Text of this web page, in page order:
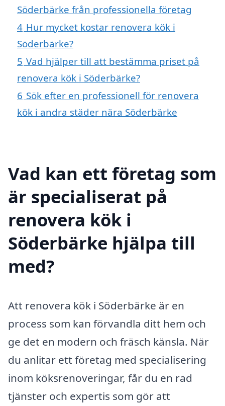
Söderbärke från professionella företag
4 Hur mycket kostar renovera kök i
Söderbärke?
5 Vad hjälper till att bestämma priset på
renovera kök i Söderbärke?
6 Sök efter en professionell för renovera
kök i andra städer nära Söderbärke
Vad kan ett företag som
är specialiserat på
renovera kök i
Söderbärke hjälpa till
med?
Att renovera kök i Söderbärke är en
process som kan förvandla ditt hem och
ge det en modern och fräsch känsla. När
du anlitar ett företag med specialisering
inom köksrenoveringar, får du en rad
tjänster och expertis som gör att